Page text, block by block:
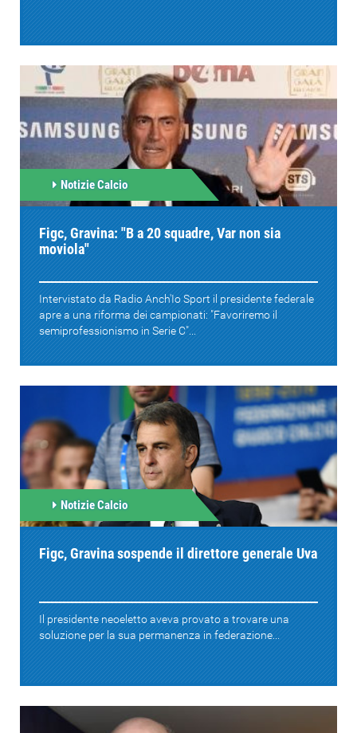
Notizie Calcio
Figc, Gravina: "B a 20 squadre, Var non sia
moviola"
Intervistato da Radio Anch'Io Sport il presidente federale
apre a una riforma dei campionati: "Favoriremo il
semiprofessionismo in Serie C"...
Notizie Calcio
Figc, Gravina sospende il direttore generale Uva
Il presidente neoeletto aveva provato a trovare una
soluzione per la sua permanenza in federazione...